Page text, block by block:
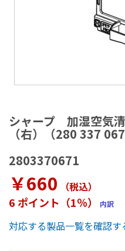
シャープ 加湿空気
（右）（280 337
2803370671
￥660 （税込）
6 ポイント（1％） 内訳
対応する製品一覧を確認す
メ
ー
ジ
ャ
リ
ー
の
最
初